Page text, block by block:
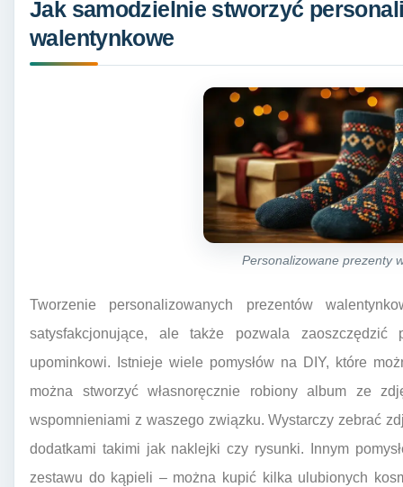
Jak samodzielnie stworzyć
walentynkowe
Personalizowane prezenty
Tworzenie personalizowanych prezentów
satysfakcjonujące, ale także pozwala
upominkowi. Istnieje wiele pomysłów na DIY, które
można stworzyć własnoręcznie robiony album ze
wspomnieniami z waszego związku. Wystarczy zebrać
dodatkami takimi jak naklejki czy rysunki. Innym
zestawu do kąpieli – można kupić kilka ulubionych